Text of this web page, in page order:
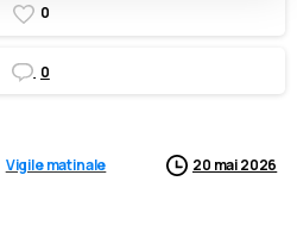
0
0
Vigile matinale 20 mai 2026